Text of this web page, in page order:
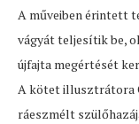
A műveiben érintett
vágyát teljesítik be,
újfajta megértését
A kötet illusztrátora
ráeszmélt